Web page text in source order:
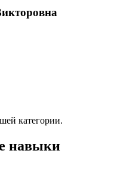
категории.
навыки